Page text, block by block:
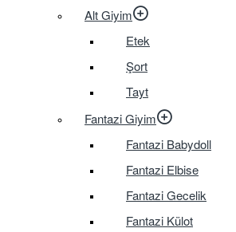
Alt Giyim
Etek
Şort
Tayt
Fantazi Giyim
Fantazi Babydoll
Fantazi Elbise
Fantazi Gecelik
Fantazi Külot